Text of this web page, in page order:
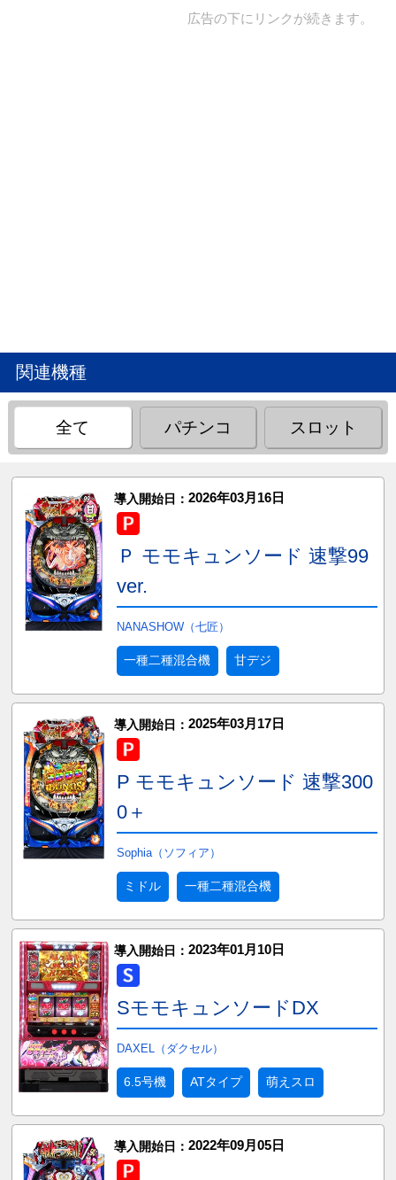
広告の下にリンクが続きます。
関連機種
全て パチンコ スロット
導入開始日： 2026年03月16日
Ｐ モモキュンソード 速撃99
ver.
NANASHOW（七匠）
一種二種混合機 甘デジ
導入開始日： 2025年03月17日
P モモキュンソード 速撃300
0＋
Sophia（ソフィア）
ミドル 一種二種混合機
導入開始日： 2023年01月10日
SモモキュンソードDX
DAXEL（ダクセル）
6.5号機 ATタイプ 萌えスロ
導入開始日： 2022年09月05日